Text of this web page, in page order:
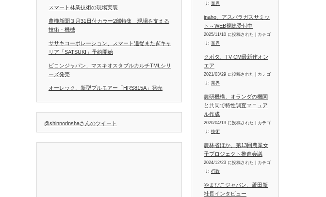
スマート林業技術の現場実装
農機新聞３月31日付カラー2部特集 現場を支える
技術・機械
ササキコーポレーション、スマート追従またぎキャ
リア「SATSUKI」予約開始
ビコンジャパン、マスキオスタブルカルチTMLシリ
ーズ発売
オーレック、新型ブルモアー「HRS815A」発売
@shinnorinshaさんのツイート
リ: 業界
inaho、アスパラガスサミッ
ト～WEB視聴受付中
2025/11/10 に投稿された
カテゴ
リ: 業界
クボタ、TV-CM最新作オン
エア
2021/03/29 に投稿された
カテゴ
リ: 業界
農研機構、オランダの機関
と共同で特性調査マニュア
ル作成
2020/04/13 に投稿された
カテゴ
リ: 技術
農林省ほか、第13回農業女
子プロジェクト推進会議
2024/12/23 に投稿された
カテゴ
リ: 行政
やまびこジャパン、蘆田新
社長インタビュー